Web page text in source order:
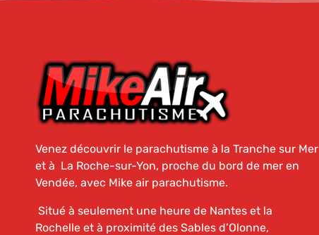
Venez découvrir le parachutisme à la Tranche sur Mer
et à La Roche-sur-Yon, proche du bord de mer en
Vendée, avec Mike air parachutisme.
Situé à seulement une heure de Nantes et la
Rochelle et à proximité des Sables d’Olonne,